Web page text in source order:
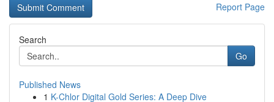
Report Page
Search
Go
Published News
1 K-Chlor Digital Gold Series: A Deep Dive